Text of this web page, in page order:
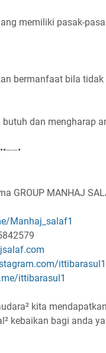
memiliki pasak-
bermanfaat bila
dan mengharap
GROUP MANHAJ
Manhaj_salaf1
ittibarasul1
ittibarasul1
kita